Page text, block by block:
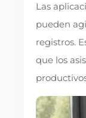
Las
pueden
registros.
que los